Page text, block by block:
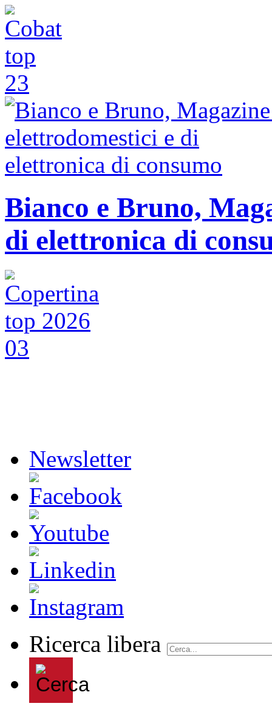
Bianco e Bruno,
di elettronica di
Newsletter
Ricerca libera